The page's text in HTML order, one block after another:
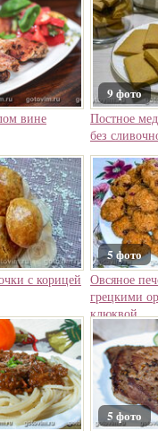
вине
9 фото
Постное
без
с корицей
5 фото
Овсяное
грецкими
клюквой
5 фото